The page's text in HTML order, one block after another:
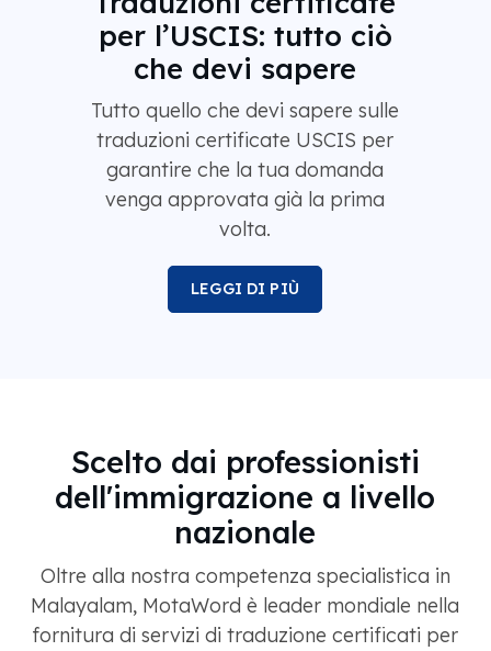
per l’USCIS: tutto ciò
che devi sapere
Tutto quello che devi sapere sulle
traduzioni certificate USCIS per
garantire che la tua domanda
venga approvata già la prima
volta.
LEGGI DI PIÙ
Scelto dai professionisti
dell'immigrazione a livello
nazionale
Oltre alla nostra competenza specialistica in
Malayalam, MotaWord è leader mondiale nella
fornitura di servizi di traduzione certificati per